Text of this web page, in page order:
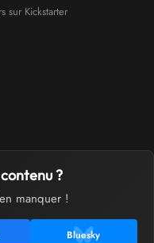
sur Kickstarter
?
manquer !
Bluesky